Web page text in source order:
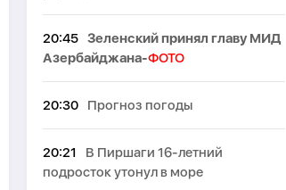
20:45 Зеленский принял главу МИД
Азербайджана-ФОТО
20:30 Прогноз погоды
20:21
В Пиршаги 16-летний
подросток утонул в море